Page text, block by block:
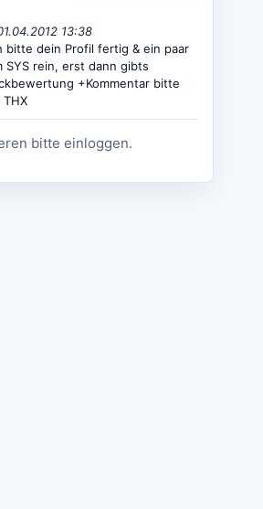
13:38
bitte dein Profil fertig & ein paar
SYS rein, erst dann gibts
+Kommentar bitte
bitte einloggen.